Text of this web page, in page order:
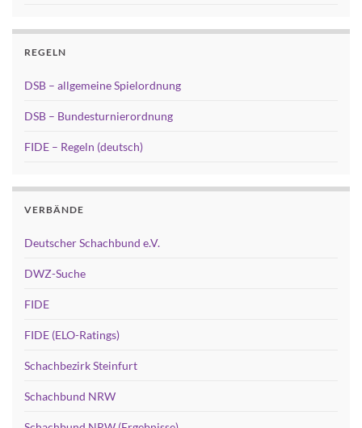
REGELN
DSB – allgemeine Spielordnung
DSB – Bundesturnierordnung
FIDE – Regeln (deutsch)
VERBÄNDE
Deutscher Schachbund e.V.
DWZ-Suche
FIDE
FIDE (ELO-Ratings)
Schachbezirk Steinfurt
Schachbund NRW